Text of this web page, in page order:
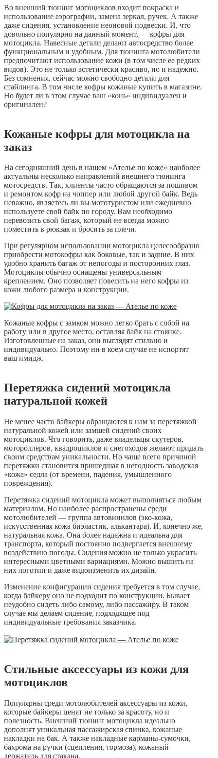
Во внешний тюнинг мотоциклов входит покраска и
использование аэрографии, замена зеркал, ручек. А также
даже сидения, установление неоновой подвески. И, что
довольно популярно на данный момент, — кофры для
мотоцикла. Навесные детали делают автосредство более
функциональным и удобным. Для тюнинга мотолюбители
предпочитают использование кожи (в том числе ее редких
видов). Это не только эстетически красиво, но и надежно.
Без сомнения, сейчас можно свободно детали для
стайлинга. В том числе кофры кожаные купить в магазине.
Но будет ли в этом случае ваш «конь» индивидуален и
оригинален?
Кожаные кофры для мотоцикла на
заказ
На сегодняшний день в нашем «Ателье по коже» наиболее
актуальны несколько направлений внешнего тюнинга
мотосредств. Так, клиенты часто обращаются за пошивом
и ремонтом кофр на чоппер или любой другой байк. Ведь
неважно, являетесь ли вы мототуристом или ежедневно
используете свой байк по городу. Вам необходимо
перевозить свой багаж, который не всегда можно
поместить в рюкзак и бросить за плечи.
При регулярном использовании мотоцикла целесообразно
приобрести мотокофры как боковые, так и задние. В них
удобно хранить багаж от непогоды и посторонних глаз.
Мотоциклы обычно оснащены универсальным
креплением. Оно позволяет повесить на него кофры из
кожи любого размера и конструкции.
Кожаные кофры с замком можно легко брать с собой на
работу или в другое место, оставляя байк на стоянке.
Изготовленные на заказ, они выглядят стильно и
индивидуально. Поэтому ни в коем случае не испортят
ваш имидж.
Перетяжка сидений мотоцикла
натуральной кожей
Не менее часто байкеры обращаются к нам за перетяжкой
натуральной кожей или замшей сидений своих
мотоциклов. Что говорить, даже владельцы скутеров,
мотороллеров, квадроциклов и снегоходов желают придать
своим средствам уникальности. Но чаще всего причиной
перетяжки становится пришедшая в негодность заводская
«кожа» седла (от времени, падения, умышленного
повреждения).
Перетяжка сидений мотоцикла может выполняться любым
материалом. Но наиболее распространены среди
мотолюбителей — группа автовинилов (эко-кожа,
искусственная кожа биэластик, алькантара). И, конечно же,
натуральная кожа. Она более надежна и идеальна для
транспорта, который постоянно подвергается внешнему
воздействию погоды. Сидения можно не только украсить
интересными цветными вариациями. Можно вышить на
них логотип и даже видоизменить их дизайн.
Изменение конфигурации сидения требуется в том случае,
когда байкеру оно не подходит по конструкции. Бывает
неудобно сидеть либо самому, либо пассажиру. В таком
случае мы делаем сидение, подходящее под
индивидуальные требования заказчика.
Стильные аксессуары из кожи для
мотоциклов
Популярны среди мотолюбителей аксессуары из кожи,
которые байкеры ценят не только за красоту, но и
полезность. Внешний тюнинг мотоцикла идеально
дополнят уникальная пассажирская спинка, кожаные
накладки на бак. А также накладные карманы-сумочки,
бахрома на ручки (сцепления, тормоза), кожаный
держатель для стакана.